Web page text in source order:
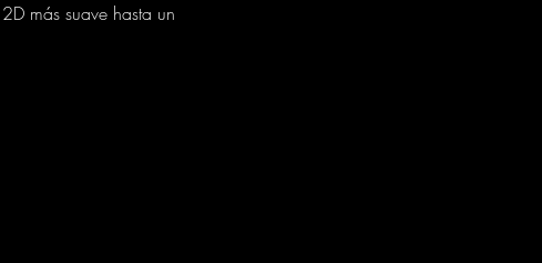
más suave hasta un